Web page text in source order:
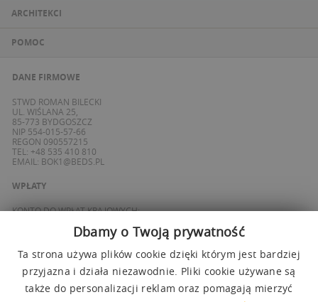
ARCHITEKCI
POMOC
DANE FIRMOWE
STWD ROMAN BILECKI
UL. WIŚLANA 25,
85-773 BYDGOSZCZ
NIP 554-015-57-66
REGON 090557215
TEL: +48 535 410 810
EMAIL: BOK1@BEDS.PL
WPŁATY
KONTO DO WPŁAT KRAJOWYCH:
69 1050 1139 1000 0090 8355 0765
KONTO DO WPŁAT SPOZA POLSKI / FOREIGN PAYMENTS:
BANK ING
PL 27 1050 1139 1000 0090 8358 3337
SWIFT: INGBPLPW
OBSŁUGUJEMY PŁATNOŚCI
Dbamy o Twoją prywatność
Ta strona używa plików cookie dzięki którym jest bardziej
przyjazna i działa niezawodnie. Pliki cookie używane są
także do personalizacji reklam oraz pomagają mierzyć